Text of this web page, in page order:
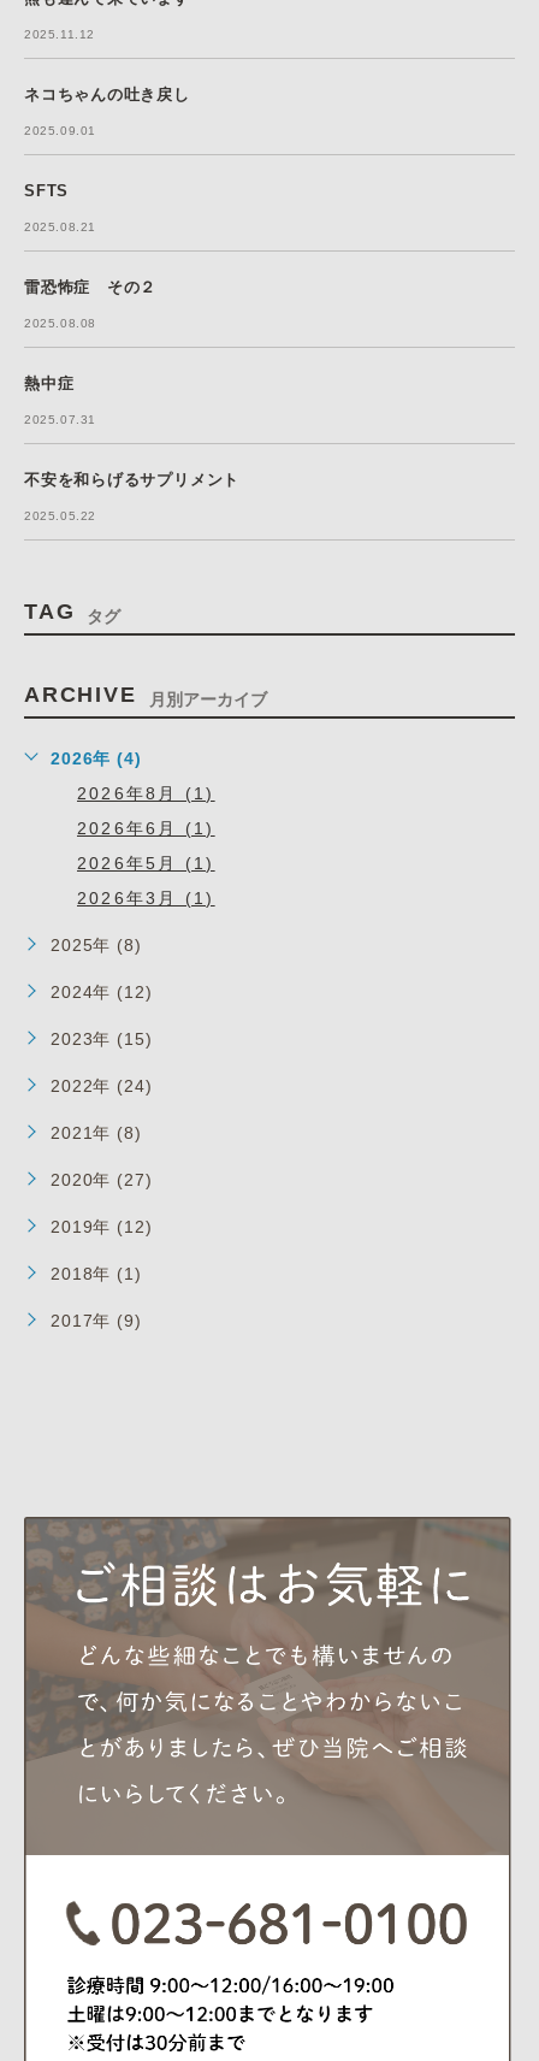
2025.11.12
ネコちゃんの吐き戻し
2025.09.01
SFTS
2025.08.21
雷恐怖症 その２
2025.08.08
熱中症
2025.07.31
不安を和らげるサプリメント
2025.05.22
TAG タグ
ARCHIVE 月別アーカイブ
2026年 (4)
2026年8月 (1)
2026年6月 (1)
2026年5月 (1)
2026年3月 (1)
2025年 (8)
2024年 (12)
2023年 (15)
2022年 (24)
2021年 (8)
2020年 (27)
2019年 (12)
2018年 (1)
2017年 (9)